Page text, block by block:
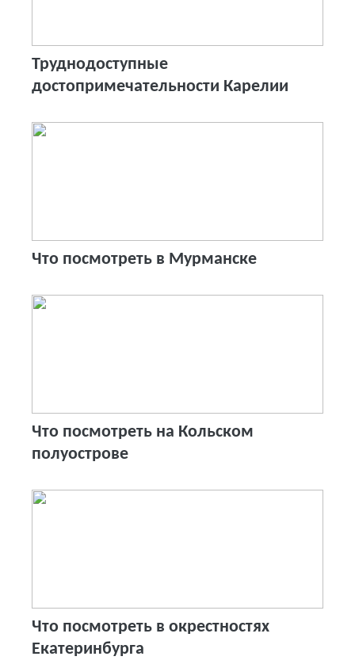
Труднодоступные
достопримечательности Карелии
Что посмотреть в Мурманске
Что посмотреть на Кольском
полуострове
Что посмотреть в окрестностях
Екатеринбурга